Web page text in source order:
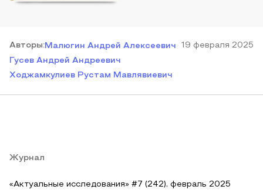
Авторы:Малюгин Андрей Алексеевич
Гусев Андрей Андреевич
Ходжамкулиев Рустам Мавлявиевич
19 февраля 2025
Журнал
«Актуальные исследования» #7 (242), февраль 2025